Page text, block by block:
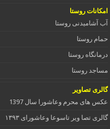
امکانات روستا
آب آشامیدنی روستا
حمام روستا
درمانگاه روستا
مساجد روستا
گالری تصاویر
عکس های محرم وعاشورا سال 1397
گالری تصا ویر تاسوعا وعاشورای ۱۳۹۳